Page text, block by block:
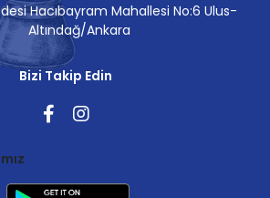
Hacıbayram Mahallesi No:6 Ulus-
Altındağ/Ankara
Bizi Takip Edin